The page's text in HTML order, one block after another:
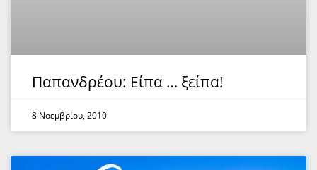
Παπανδρέου: Είπα … ξείπα!
8 Νοεμβρίου, 2010